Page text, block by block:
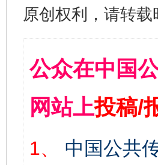
原创权利，请转
公众在中国
网站上投稿/
1、 中国公共